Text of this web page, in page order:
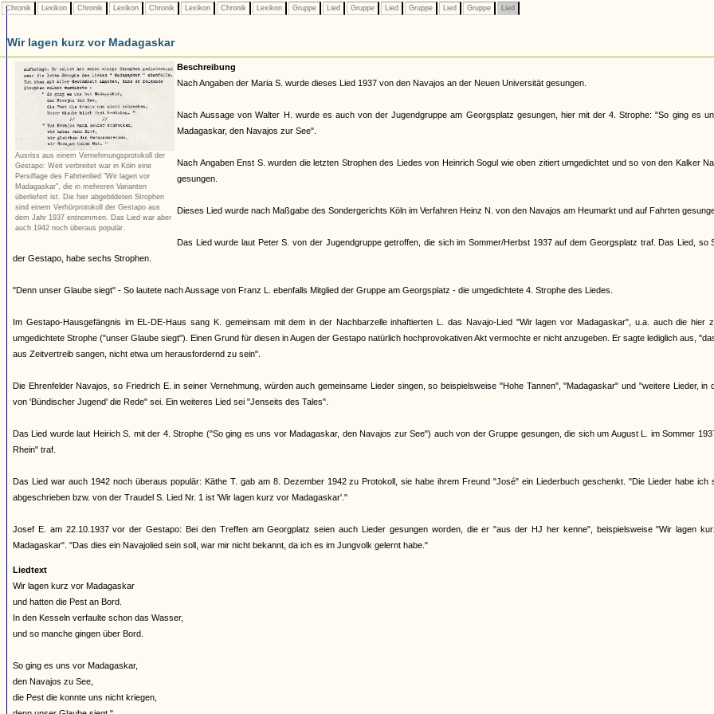
Chronik Lexikon Chronik Lexikon Chronik Lexikon Chronik Lexikon Gruppe Lied Gruppe Lied Gruppe Lied Gruppe Lied
Wir lagen kurz vor Madagaskar
Ausriss aus einem Vernehmungsprotokoll der
Gestapo: Weit verbreitet war in Köln eine
Persiflage des Fahrtenlied "Wir lagen vor
Madagaskar", die in mehreren Varianten
überliefert ist. Die hier abgebildeten Strophen
sind einem Verhörprotokoll der Gestapo aus
dem Jahr 1937 entnommen. Das Lied war aber
auch 1942 noch überaus populär.
Beschreibung
Nach Angaben der Maria S. wurde dieses Lied 1937 von den Navajos an der Neuen Universität gesungen.
Nach Aussage von Walter H. wurde es auch von der Jugendgruppe am Georgsplatz gesungen, hier mit der 4. Strophe: "So ging es
Madagaskar, den Navajos zur See".
Nach Angaben Enst S. wurden die letzten Strophen des Liedes von Heinrich Sogul wie oben zitiert umgedichtet und so von den Kalker
gesungen.
Dieses Lied wurde nach Maßgabe des Sondergerichts Köln im Verfahren Heinz N. von den Navajos am Heumarkt und auf Fahrten
Das Lied wurde laut Peter S. von der Jugendgruppe getroffen, die sich im Sommer/Herbst 1937 auf dem Georgsplatz traf. Das Lied, so
der Gestapo, habe sechs Strophen.
"Denn unser Glaube siegt" - So lautete nach Aussage von Franz L. ebenfalls Mitglied der Gruppe am Georgsplatz - die umgedichtete 4. Strophe des Liedes.
Im Gestapo-Hausgefängnis im EL-DE-Haus sang K. gemeinsam mit dem in der Nachbarzelle inhaftierten L. das Navajo-Lied "Wir lagen vor Madagaskar", u.a. auch die hier
umgedichtete Strophe ("unser Glaube siegt"). Einen Grund für diesen in Augen der Gestapo natürlich hochprovokativen Akt vermochte er nicht anzugeben. Er sagte lediglich aus,
aus Zeitvertreib sangen, nicht etwa um herausfordernd zu sein".
Die Ehrenfelder Navajos, so Friedrich E. in seiner Vernehmung, würden auch gemeinsame Lieder singen, so beispielsweise "Hohe Tannen", "Madagaskar" und "weitere Lieder, in
von 'Bündischer Jugend' die Rede" sei. Ein weiteres Lied sei "Jenseits des Tales".
Das Lied wurde laut Heirich S. mit der 4. Strophe ("So ging es uns vor Madagaskar, den Navajos zur See") auch von der Gruppe gesungen, die sich um August L. im Sommer
Rhein" traf.
Das Lied war auch 1942 noch überaus populär: Käthe T. gab am 8. Dezember 1942 zu Protokoll, sie habe ihrem Freund "José" ein Liederbuch geschenkt. "Die Lieder habe ich
abgeschrieben bzw. von der Traudel S. Lied Nr. 1 ist 'Wir lagen kurz vor Madagaskar'."
Josef E. am 22.10.1937 vor der Gestapo: Bei den Treffen am Georgplatz seien auch Lieder gesungen worden, die er "aus der HJ her kenne", beispielsweise "Wir lagen
Madagaskar". "Das dies ein Navajolied sein soll, war mir nicht bekannt, da ich es im Jungvolk gelernt habe."
Liedtext
Wir lagen kurz vor Madagaskar
und hatten die Pest an Bord.
In den Kesseln verfaulte schon das Wasser,
und so manche gingen über Bord.
So ging es uns vor Madagaskar,
den Navajos zu See,
die Pest die konnte uns nicht kriegen,